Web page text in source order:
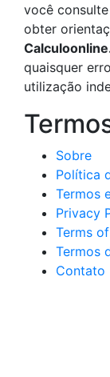
você
obter
quaisquer
utilização
Sobre
Política
Termos
Privacy
Terms
Termos
Contato